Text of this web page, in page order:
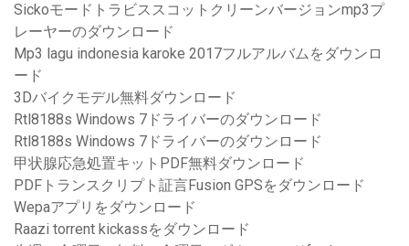
Sickoモードトラビススコットクリーンバージョンmp3プ
レーヤーのダウンロード
Mp3 lagu indonesia karoke 2017フルアルバムをダウンロ
ード
3Dバイクモデル無料ダウンロード
Rtl8188s Windows 7ドライバーのダウンロード
Rtl8188s Windows 7ドライバーのダウンロード
甲状腺応急処置キットPDF無料ダウンロード
PDFトランスクリプト証言Fusion GPSをダウンロード
Wepaアプリをダウンロード
Raazi torrent kickassをダウンロード